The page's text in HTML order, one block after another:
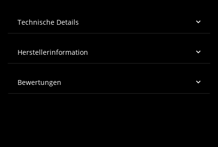
Technische Details
Herstellerinformation
Bewertungen